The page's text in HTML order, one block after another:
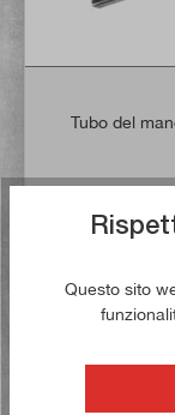
Tubo del
Questo sito